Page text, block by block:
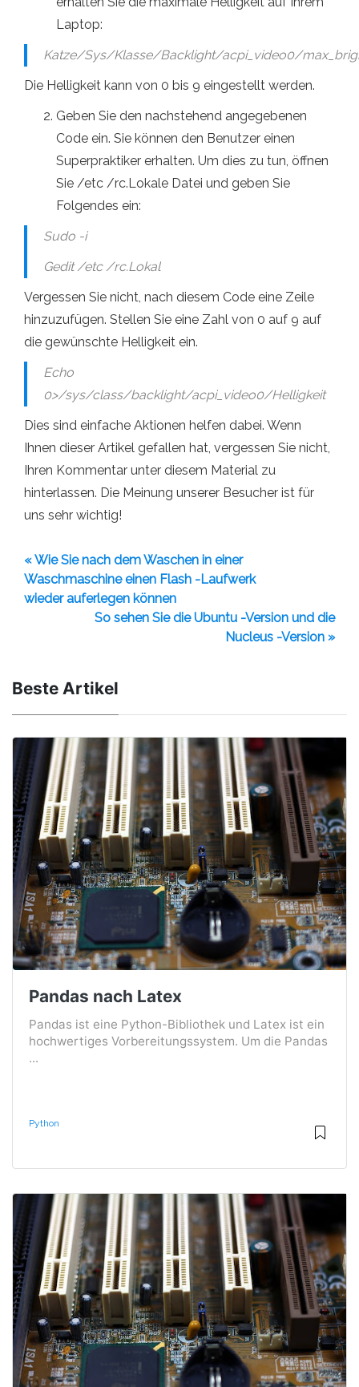
Laptop:
Katze/Sys/Klasse/Backlight/acpi_video0/
Die Helligkeit kann von 0 bis 9 eingestellt werden.
Geben Sie den nachstehend angegebenen
Code ein. Sie können den Benutzer einen
Superpraktiker erhalten. Um dies zu tun, öffnen
Sie /etc /rc.Lokale Datei und geben Sie
Folgendes ein:
Sudo -i
Gedit /etc /rc.Lokal
Vergessen Sie nicht, nach diesem Code eine Zeile
hinzuzufügen. Stellen Sie eine Zahl von 0 auf 9 auf
die gewünschte Helligkeit ein.
Echo
0>/sys/class/backlight/acpi_video0/Helligkeit
Dies sind einfache Aktionen helfen dabei. Wenn
Ihnen dieser Artikel gefallen hat, vergessen Sie nicht,
Ihren Kommentar unter diesem Material zu
hinterlassen. Die Meinung unserer Besucher ist für
uns sehr wichtig!
« Wie Sie nach dem Waschen in einer
Waschmaschine einen Flash -Laufwerk
wieder auferlegen können
So sehen Sie die Ubuntu -Version und die
Nucleus -Version »
Beste Artikel
Pandas nach Latex
Pandas ist eine Python-Bibliothek und Latex ist ein
hochwertiges Vorbereitungssystem. Um die Pandas
...
Python